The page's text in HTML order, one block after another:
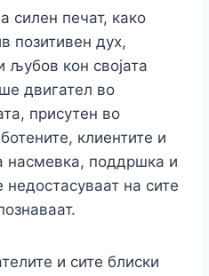
силен печат, како
позитивен дух,
љубов кон својата
двигател во
присутен во
клиентите и
насмевка, поддршка и
на сите
и сите блиски